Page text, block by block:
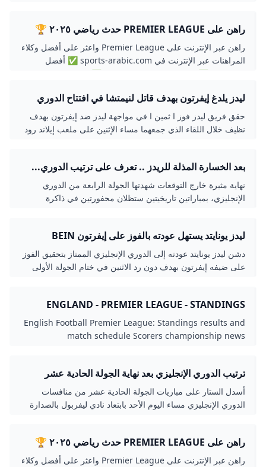
راهن على PREMIER LEAGUE حدث رياضي ٢٠٢٥ 🏆
راهن عبر الإنترنت على Premier League واعثر على أفضل وكلاء
المراهنات عبر الإنترنت في sports-arabic.com ✅ أفضل
الاحتمالات ✅ وكلاء المراهنات المرخصون ✅ عوائد سريعة
ليدز يلدغ إيفرتون بهدف قاتل لنيمتشا في افتتاح الدوري
الإنجليزي المشهد اليمني
حقق فريق ليدز فوز ا ثمين ا في مواجهة ليدز ضد إيفرتون بهدف
نظيف خلال اللقاء الذي جمعهما مساء الإثنين على ملعب إيلاند رود
بعد الخسارة المذلة للريدز .. تعرف على ترتيب الدوري...
نهاية مثيرة خارج التوقعات شهدتها الجولة الرابعة من الدوري
الإنجليزي، بمباراتين تاريخيتين ستظلان محفورتين في ذاكرة
ليدز يونايتد يستهل عودته بالفوز على إيفرتون BEIN
SPORTS
دشن ليدز يونايتد عودته إلى الدوري الإنجليزي الممتاز بتحقيق الفوز
على ضيفه إيفرتون بهدف دون رد الاثنين في ختام الجولة الأولى
ENGLAND - PREMIER LEAGUE - STANDINGS
RESULTS MATCH SCHEDULE SOCCER NEWS -
FOOTBALL LIVESCORE STANDINGS RESULTS
English Football Premier League: Standings results and
match schedule Scorers championship news
ترتيب الدوري الإنجليزي بعد نهاية الجولة الحادية عشر
رياضة النهار
أسدل الستار على مباريات الجولة الحادية عشر من منافسات
الدوري الإنجليزي مساء اليوم الأحد بابتعاد نادي ليفربول بالصدارة
راهن على PREMIER LEAGUE حدث رياضي ٢٠٢٥ 🏆
راهن عبر الإنترنت على Premier League واعثر على أفضل وكلاء